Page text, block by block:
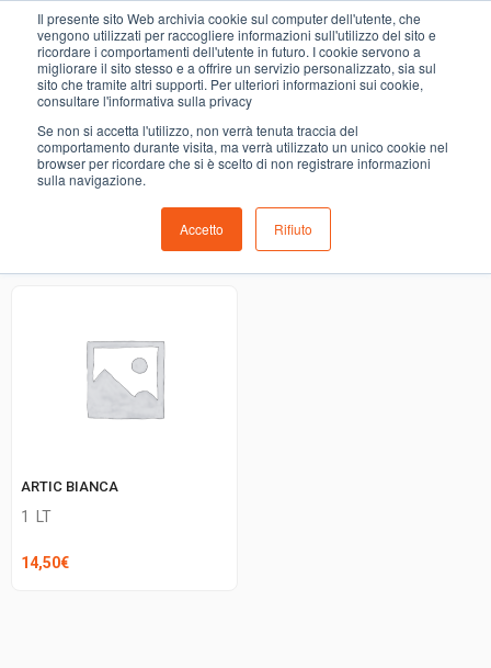
Il presente sito Web archivia cookie sul computer dell'utente, che
vengono utilizzati per raccogliere informazioni sull'utilizzo del sito e
ricordare i comportamenti dell'utente in futuro. I cookie servono a
migliorare il sito stesso e a offrire un servizio personalizzato, sia sul
sito che tramite altri supporti. Per ulteriori informazioni sui cookie,
consultare l'informativa sulla privacy
Se non si accetta l'utilizzo, non verrà tenuta traccia del
comportamento durante visita, ma verrà utilizzato un unico cookie nel
browser per ricordare che si è scelto di non registrare informazioni
sulla navigazione.
Accetto Rifiuto
vodka
COMING SOON
gastronomia e del menù settimanale devono essere indicati
nello spazio apposito in sede di checkout
ARTIC BIANCA
1 LT
14,50€